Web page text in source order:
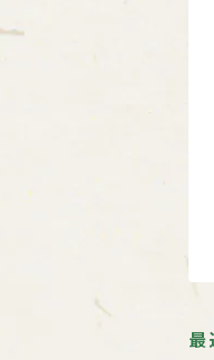
最